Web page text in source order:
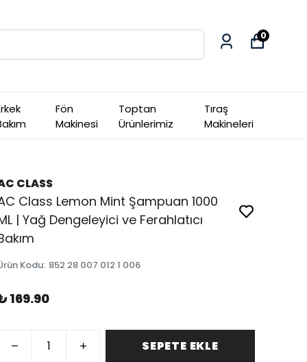
Fön
Makinesi
Toptan
Ürünlerimiz
Tıraş
Makineleri
0
CLASS
Class Lemon Mint Şampuan 1000
| Yağ Dengeleyici ve Ferahlatıcı
Kodu: 852 28 007 012 1 006
169.90
SEPETE EKLE